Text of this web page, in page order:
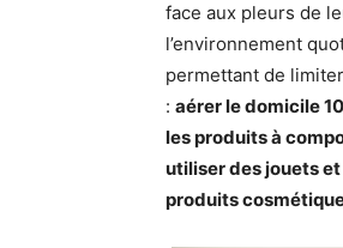
face aux pleurs de
l’environnement
permettant de
: aérer le domicile
les produits à
utiliser des jouets
produits